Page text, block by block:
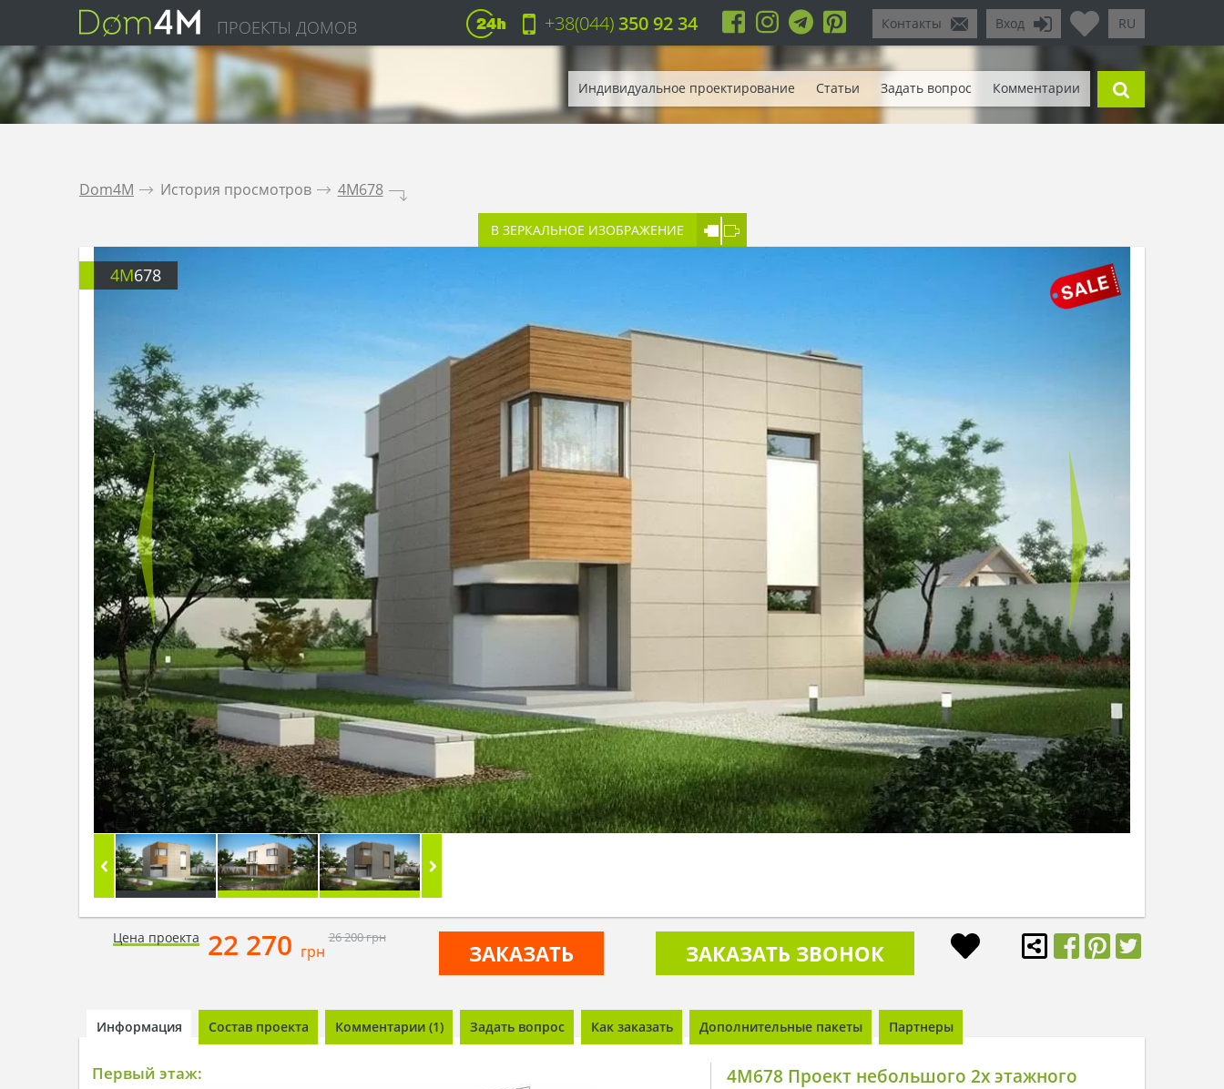
ПРОЕКТЫ ДОМОВ RU
Вход
Контакты
+38(044)350 92 34
Индивидуальное проектирование Статьи Задать вопрос Комментарии
Dom4M . История просмотров . 4M678 .
В ЗЕРКАЛЬНОЕ ИЗОБРАЖЕНИЕ
4M678
Цена проекта 22 270 грн
26 200грн
ЗАКАЗАТЬ ЗАКАЗАТЬ ЗВОНОК
Информация Состав проекта Комментарии (1) Задать вопрос Как заказать Дополнительные пакеты Партнеры
Первый этаж:
4M678 Проект небольшого 2х этажного